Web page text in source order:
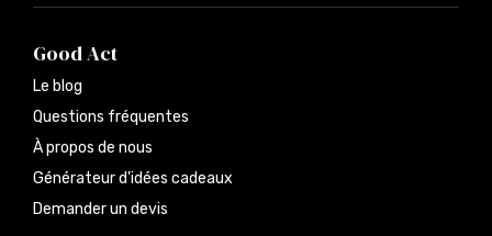
Good Act
Le blog
Questions fréquentes
À propos de nous
Générateur d’idées cadeaux
Demander un devis